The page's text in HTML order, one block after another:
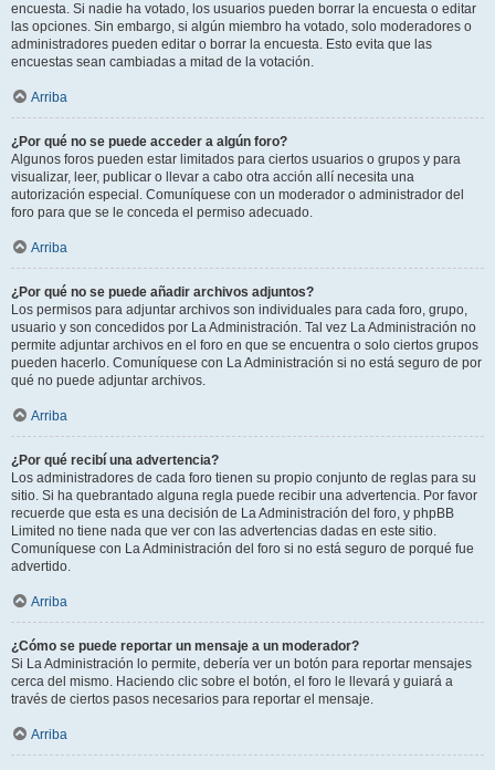
encuesta. Si nadie ha votado, los usuarios pueden borrar la encuesta o editar
las opciones. Sin embargo, si algún miembro ha votado, solo moderadores o
administradores pueden editar o borrar la encuesta. Esto evita que las
encuestas sean cambiadas a mitad de la votación.
Arriba
¿Por qué no se puede acceder a algún foro?
Algunos foros pueden estar limitados para ciertos usuarios o grupos y para
visualizar, leer, publicar o llevar a cabo otra acción allí necesita una
autorización especial. Comuníquese con un moderador o administrador del
foro para que se le conceda el permiso adecuado.
Arriba
¿Por qué no se puede añadir archivos adjuntos?
Los permisos para adjuntar archivos son individuales para cada foro, grupo,
usuario y son concedidos por La Administración. Tal vez La Administración no
permite adjuntar archivos en el foro en que se encuentra o solo ciertos grupos
pueden hacerlo. Comuníquese con La Administración si no está seguro de por
qué no puede adjuntar archivos.
Arriba
¿Por qué recibí una advertencia?
Los administradores de cada foro tienen su propio conjunto de reglas para su
sitio. Si ha quebrantado alguna regla puede recibir una advertencia. Por favor
recuerde que esta es una decisión de La Administración del foro, y phpBB
Limited no tiene nada que ver con las advertencias dadas en este sitio.
Comuníquese con La Administración del foro si no está seguro de porqué fue
advertido.
Arriba
¿Cómo se puede reportar un mensaje a un moderador?
Si La Administración lo permite, debería ver un botón para reportar mensajes
cerca del mismo. Haciendo clic sobre el botón, el foro le llevará y guiará a
través de ciertos pasos necesarios para reportar el mensaje.
Arriba